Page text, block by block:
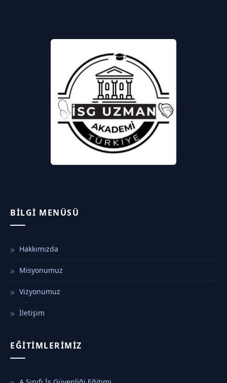
BILGI MENÜSÜ
Hakkımızda
Misyonumuz
Vizyonumuz
İletişim
EĞITIMLERIMIZ